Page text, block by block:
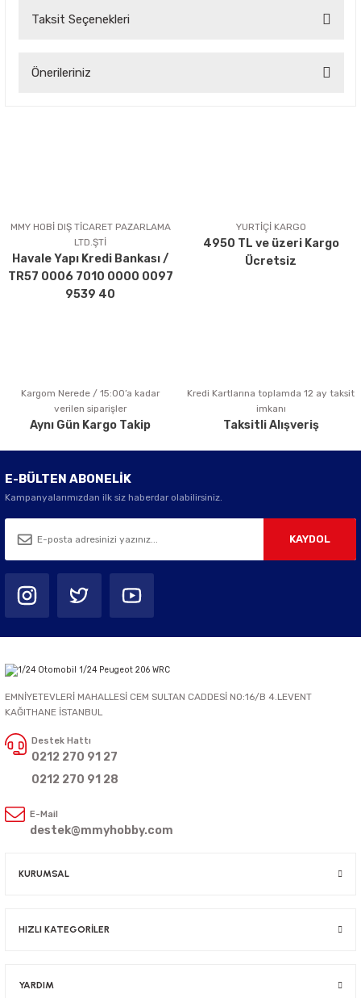
Taksit Seçenekleri
Önerileriniz
Ürün açıklamasında eksik bilgiler bulunuyor.
Ürün bilgilerinde hatalar bulunuyor.
Ürün fiyatı diğer sitelerden daha pahalı.
Bu ürüne benzer farklı alternatifler olmalı.
Gönder
MMY HOBİ DIŞ TİCARET PAZARLAMA
LTD.ŞTİ
Havale Yapı Kredi Bankası /
TR57 0006 7010 0000 0097
9539 40
YURTİÇİ KARGO
4950 TL ve üzeri Kargo
Ücretsiz
Kargom Nerede / 15:00’a kadar
verilen siparişler
Aynı Gün Kargo Takip
Kredi Kartlarına toplamda 12 ay taksit
imkanı
Taksitli Alışveriş
E-BÜLTEN ABONELİK
Kampanyalarımızdan ilk siz haberdar olabilirsiniz.
KAYDOL
EMNİYETEVLERİ MAHALLESİ CEM SULTAN CADDESİ NO:16/B 4.LEVENT
KAĞITHANE İSTANBUL
Destek Hattı
0212 270 91 27
0212 270 91 28
E-Mail
destek@mmyhobby.com
KURUMSAL
HIZLI KATEGORİLER
YARDIM